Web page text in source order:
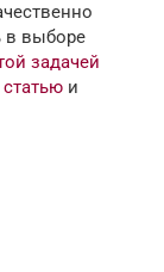
в выборе
задачей
и